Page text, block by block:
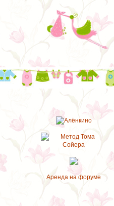
Аренда на форуме